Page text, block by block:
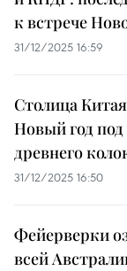
к встрече
31/12/2025 16:59
Столица
Новый год
древнего
31/12/2025 16:50
Фейерверки
всей